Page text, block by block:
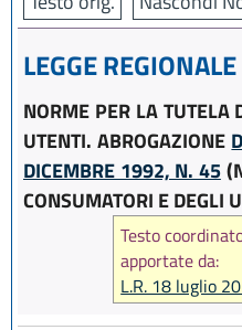
LEGGE
NORME PER LA TUTELA
UTENTI. ABROGAZIONE
DICEMBRE 1992, N. 45
CONSUMATORI E DEGLI
Testo
apportate da:
L.R. 18 luglio